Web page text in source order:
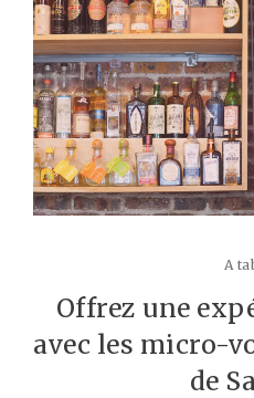
A
Offrez une
avec les micro-
de